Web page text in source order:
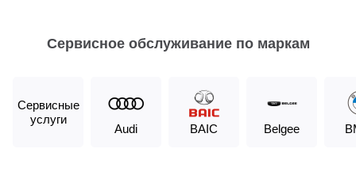
Сервисное обслуживание по маркам
Сервисные
услуги
Audi BAIC Belgee